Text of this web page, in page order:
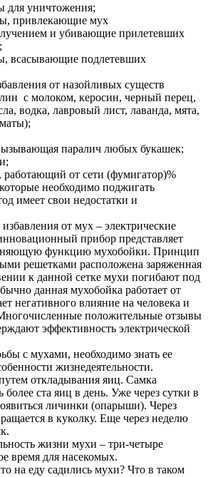
для уничтожения;
привлекающие мух
и убивающие прилетевших
всасывающие подлетевших
от назойливых существ
с молоком, керосин, черный перец,
водка, лавровый лист, лаванда, мята,
паралич любых букашек;
от сети (фумигатор)%
необходимо поджигать
имеет свои недостатки и
от мух – электрические
прибор представляет
функцию мухобойки. Принцип
решетками расположена заряженная
к данной сетке мухи погибают под
данная мухобойка работает от
негативного влияние на человека и
положительные отзывы
эффективность электрической
с мухами, необходимо знать ее
жизнедеятельности.
откладывания яиц. Самка
более ста яиц в день. Уже через сутки в
личинки (опарыши). Через
в куколку. Еще через неделю
жизни мухи – три-четыре
время для насекомых.
на еду садились мухи? Что в таком